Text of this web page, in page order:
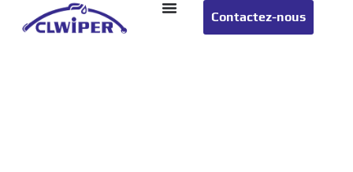
Contactez-nous